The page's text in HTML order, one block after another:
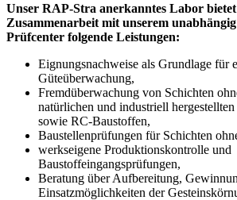
Unser RAP-Stra anerkanntes Labor
Zusammenarbeit mit unserem
Prüfcenter folgende Leistungen:
Eignungsnachweise als Grundlage für
Güteüberwachung,
Fremdüberwachung von Schichten
natürlichen und industriell
sowie RC-Baustoffen,
Baustellenprüfungen für Schichten
werkseigene Produktionskontrolle und
Baustoffeingangsprüfungen,
Beratung über Aufbereitung,
Einsatzmöglichkeiten der